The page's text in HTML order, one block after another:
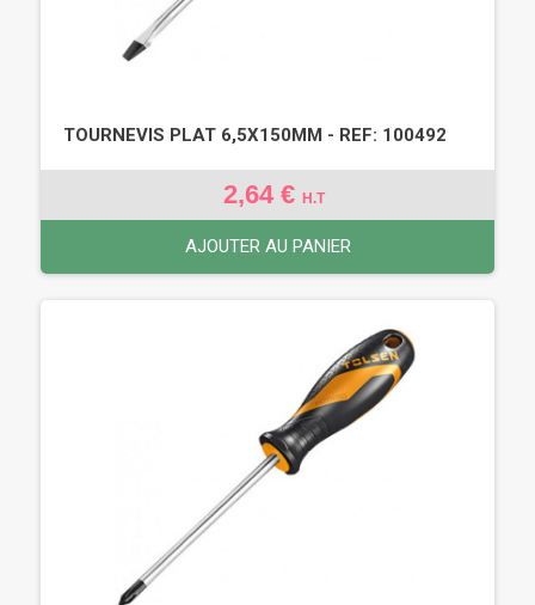
TOURNEVIS PLAT 6,5X150MM - REF: 100492
2,64 € H.T
AJOUTER AU PANIER